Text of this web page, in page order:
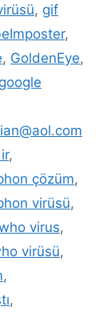
, gif
,
, GoldenEye,
google
,
çözüm,
virüsü,
virus,
virüsü,
,
,